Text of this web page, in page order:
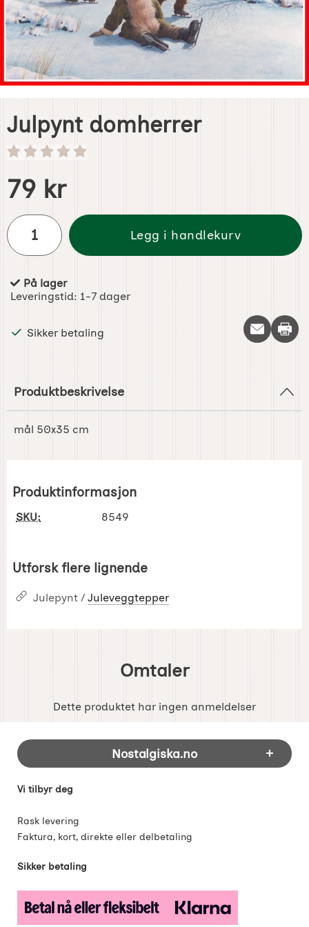
Julpynt domherrer
Handle dette produktet, Julpynt domherrer
pris
79 kr
antall
Legg i handlekurv
Produkttilgjengelighet:
På lager
Leveringstid: 1-7 dager
Sikker betaling Skriv
Produktbeskrivelse
mål 50x35 cm
Produktinformasjon
SKU: 8549
Utforsk flere lignende
Julepynt / Juleveggtepper
Omtaler
Dette produktet har ingen anmeldelser
Footer-innhold Blandet informasjon og
Nostalgiska.no
Vi tilbyr deg
Rask levering
Faktura, kort, direkte eller delbetaling
Sikker betaling